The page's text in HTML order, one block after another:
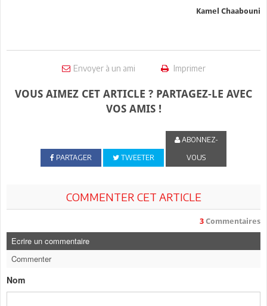
Kamel Chaabouni
Envoyer à un ami Imprimer
VOUS AIMEZ CET ARTICLE ? PARTAGEZ-LE AVEC
VOS AMIS !
PARTAGER TWEETER
ABONNEZ-
VOUS
COMMENTER CET ARTICLE
3 Commentaires
Ecrire un commentaire
Commenter
Nom